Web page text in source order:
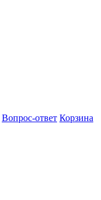
Вопрос-ответ Корзина